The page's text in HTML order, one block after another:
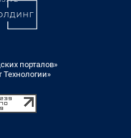
порталов»